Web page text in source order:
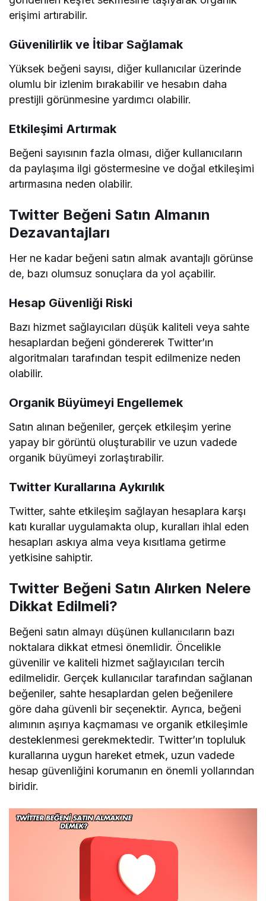
erişimi artırabilir.
Güvenilirlik ve İtibar Sağlamak
Yüksek beğeni sayısı, diğer kullanıcılar üzerinde
olumlu bir izlenim bırakabilir ve hesabın daha
prestijli görünmesine yardımcı olabilir.
Etkileşimi Artırmak
Beğeni sayısının fazla olması, diğer kullanıcıların
da paylaşıma ilgi göstermesine ve doğal etkileşimi
artırmasına neden olabilir.
Twitter Beğeni Satın Almanın
Dezavantajları
Her ne kadar beğeni satın almak avantajlı görünse
de, bazı olumsuz sonuçlara da yol açabilir.
Hesap Güvenliği Riski
Bazı hizmet sağlayıcıları düşük kaliteli veya sahte
hesaplardan beğeni göndererek Twitter’ın
algoritmaları tarafından tespit edilmenize neden
olabilir.
Organik Büyümeyi Engellemek
Satın alınan beğeniler, gerçek etkileşim yerine
yapay bir görüntü oluşturabilir ve uzun vadede
organik büyümeyi zorlaştırabilir.
Twitter Kurallarına Aykırılık
Twitter, sahte etkileşim sağlayan hesaplara karşı
katı kurallar uygulamakta olup, kuralları ihlal eden
hesapları askıya alma veya kısıtlama getirme
yetkisine sahiptir.
Twitter Beğeni Satın Alırken Nelere
Dikkat Edilmeli?
Beğeni satın almayı düşünen kullanıcıların bazı
noktalara dikkat etmesi önemlidir. Öncelikle
güvenilir ve kaliteli hizmet sağlayıcıları tercih
edilmelidir. Gerçek kullanıcılar tarafından sağlanan
beğeniler, sahte hesaplardan gelen beğenilere
göre daha güvenli bir seçenektir. Ayrıca, beğeni
alımının aşırıya kaçmaması ve organik etkileşimle
desteklenmesi gerekmektedir. Twitter’ın topluluk
kurallarına uygun hareket etmek, uzun vadede
hesap güvenliğini korumanın en önemli yollarından
biridir.